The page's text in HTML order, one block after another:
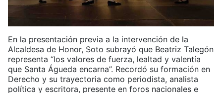
En la presentación previa a la intervención de la
Alcaldesa de Honor, Soto subrayó que Beatriz Talegón
representa “los valores de fuerza, lealtad y valentía
que Santa Águeda encarna”. Recordó su formación en
Derecho y su trayectoria como periodista, analista
política y escritora, presente en foros nacionales e